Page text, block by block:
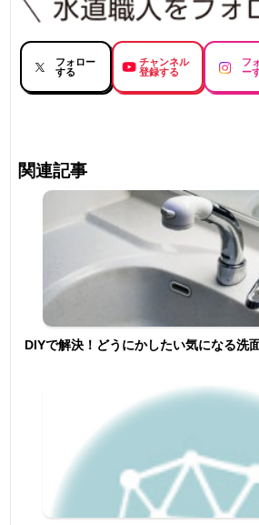
フォロー
する
チャンネル
登録する
フ
ー
関連記事
DIYで解決！どうにかしたい気になる洗